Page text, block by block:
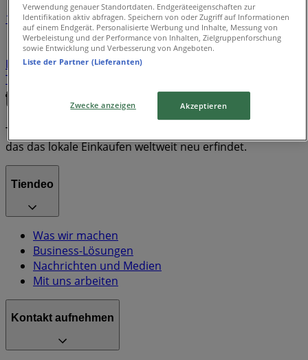
1
Cube
Leroy Merlin Harry Potter
Krombacher
Paw Patrol
Bitburger iron man
Taylor Swift
Tiendeo ist Teil von Shopfully, dem Tech-Unternehmen,
das das lokale Einkaufen weltweit neu erfindet.
Tiendeo
Was wir machen
Business-Lösungen
Nachrichten und Medien
Mit uns arbeiten
Kontakt aufnehmen
Verwendung genauer Standortdaten. Endgeräteeigenschaften zur
Identifikation aktiv abfragen. Speichern von oder Zugriff auf Informationen
auf einem Endgerät. Personalisierte Werbung und Inhalte, Messung von
Werbeleistung und der Performance von Inhalten, Zielgruppenforschung
sowie Entwicklung und Verbesserung von Angeboten.
Liste der Partner (Lieferanten)
Zwecke anzeigen Akzeptieren